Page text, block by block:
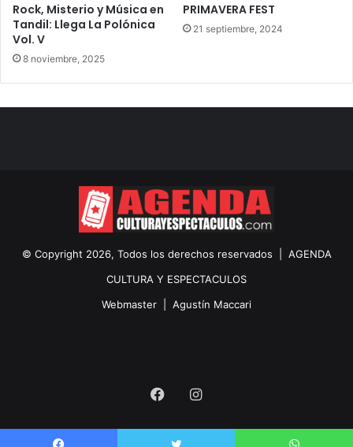
Rock, Misterio y Música en
Tandil: Llega La Polónica
Vol. V
8 noviembre, 2025
PRIMAVERA FEST
21 septiembre, 2024
© Copyright 2026, Todos los derechos reservados | AGENDA
CULTURA Y ESPECTACULOS
Webmaster | Agustín Maccari